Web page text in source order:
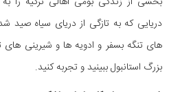
دریایی که به تازگی از دریای سیاه صید
های تنگه بسفر و ادویه ها و شیرینی های
بزرگ استانبول ببینید و تجربه کنید.